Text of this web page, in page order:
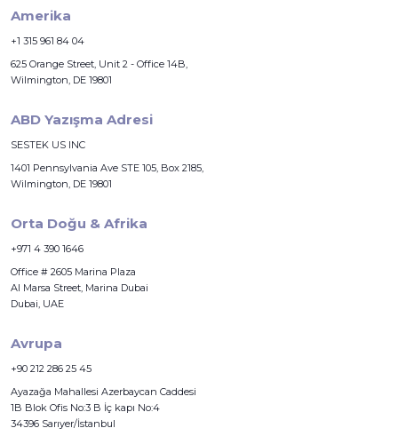
Amerika
+1 315 961 84 04
625 Orange Street, Unit 2 - Office 14B,
Wilmington, DE 19801
ABD Yazışma Adresi
SESTEK US INC
1401 Pennsylvania Ave STE 105, Box 2185,
Wilmington, DE 19801
Orta Doğu & Afrika
+971 4 390 1646
Office # 2605 Marina Plaza
Al Marsa Street, Marina Dubai
Dubai, UAE
Avrupa
+90 212 286 25 45
Ayazağa Mahallesi Azerbaycan Caddesi
1B Blok Ofis No:3 B İç kapı No:4
34396 Sarıyer/İstanbul